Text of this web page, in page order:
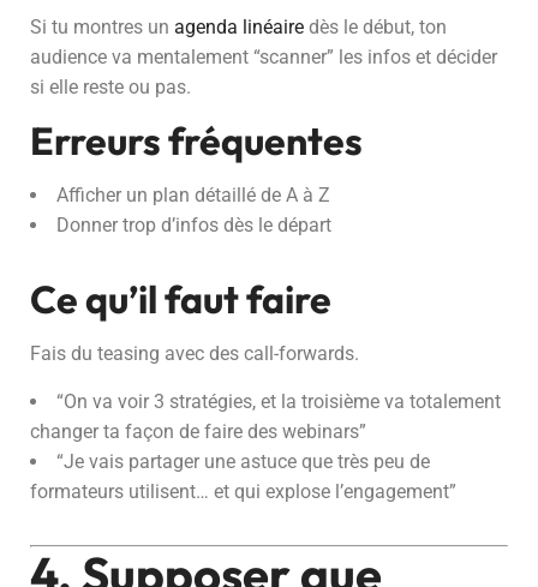
Si tu montres un agenda linéaire dès le début, ton
audience va mentalement “scanner” les infos et décider
si elle reste ou pas.
Erreurs fréquentes
Afficher un plan détaillé de A à Z
Donner trop d’infos dès le départ
Ce qu’il faut faire
Fais du teasing avec des call-forwards.
“On va voir 3 stratégies, et la troisième va totalement
changer ta façon de faire des webinars”
“Je vais partager une astuce que très peu de
formateurs utilisent… et qui explose l’engagement”
4. Supposer que